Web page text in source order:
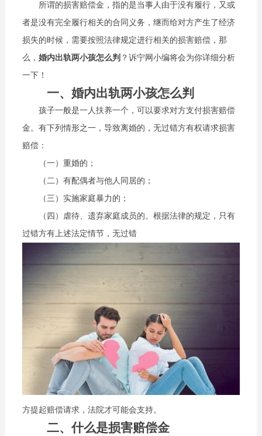
所谓的损害赔偿金，指的是当事人由于没有履行，又或
者是没有完全履行相关的合同义务，继而给对方产生了经济
损失的时候，需要按照法律规定进行相关的损害赔偿，那
么，婚内出轨两小孩怎么判 ？诉宁网小编将会为你详细分析
一下！
一、婚内出轨两小孩怎么判
孩子一般是一人扶养一个，可以要求对方支付损害赔偿
金。有下列情形之一，导致离婚的，无过错方有权请求损害
赔偿：
（一）重婚的；
（二）有配偶者与他人同居的；
（三）实施家庭暴力的；
（四）虐待、遗弃家庭成员的。根据法律的规定，只有
过错方有上述法定情节，无过错
方提起赔偿请求，法院才可能会支持。
二、什么是损害赔偿金